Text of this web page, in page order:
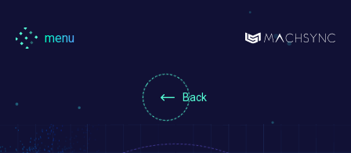
Machsync
menu
Back